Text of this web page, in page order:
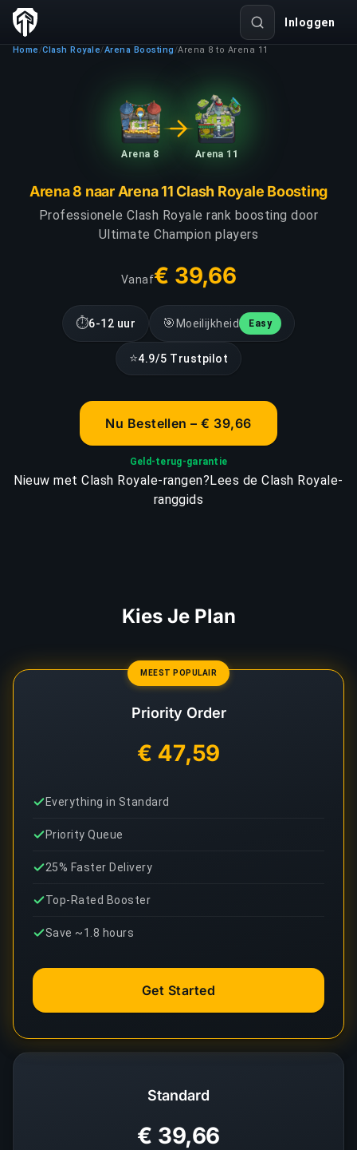
Inloggen
Home /Clash Royale/Arena Boosting /Arena 8 to Arena 11
Arena 8 Arena 11
Arena 8 naar Arena 11 Clash Royale Boosting
Professionele Clash Royale rank boosting door
Ultimate Champion players
Vanaf€ 39,66
⏱6-12 uur 🎯 Moeilijkheid Easy
⭐4.9/5 Trustpilot
Nu Bestellen – € 39,66
Geld-terug-garantie
Nieuw met Clash Royale-rangen?Lees de Clash Royale-
ranggids
Kies Je Plan
Standard
€ 39,66
MEEST POPULAIR
Priority Order
€ 47,59
Everything in Standard
Priority Queue
25% Faster Delivery
Top-Rated Booster
Save ~1.8 hours
Get Started